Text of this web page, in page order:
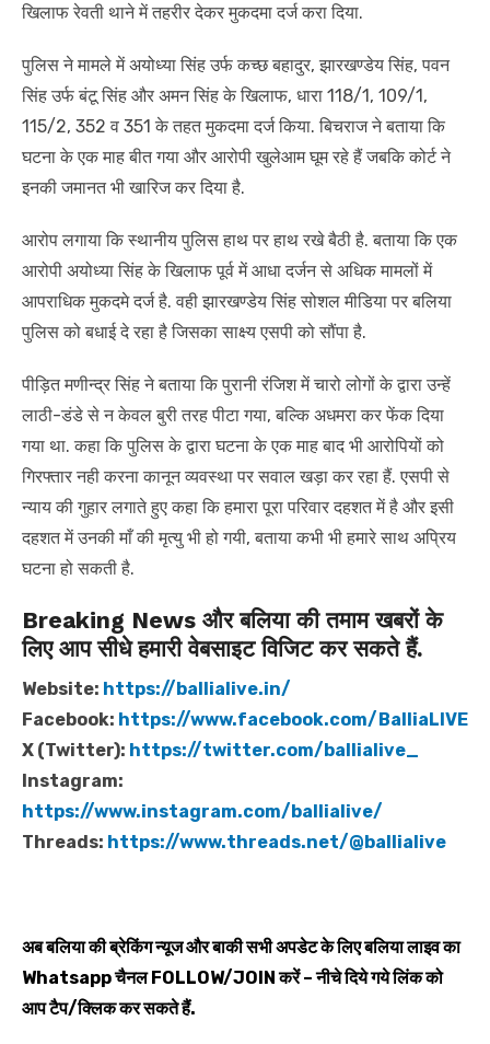
खिलाफ रेवती थाने में तहरीर देकर मुकदमा दर्ज करा दिया.
पुलिस ने मामले में अयोध्या सिंह उर्फ कच्छ बहादुर, झारखण्डेय सिंह, पवन
सिंह उर्फ बंटू सिंह और अमन सिंह के खिलाफ, धारा 118/1, 109/1,
115/2, 352 व 351 के तहत मुकदमा दर्ज किया. बिचराज ने बताया कि
घटना के एक माह बीत गया और आरोपी खुलेआम घूम रहे हैं जबकि कोर्ट ने
इनकी जमानत भी खारिज कर दिया है.
आरोप लगाया कि स्थानीय पुलिस हाथ पर हाथ रखे बैठी है. बताया कि एक
आरोपी अयोध्या सिंह के खिलाफ पूर्व में आधा दर्जन से अधिक मामलों में
आपराधिक मुकदमे दर्ज है. वही झारखण्डेय सिंह सोशल मीडिया पर बलिया
पुलिस को बधाई दे रहा है जिसका साक्ष्य एसपी को सौंपा है.
पीड़ित मणीन्द्र सिंह ने बताया कि पुरानी रंजिश में चारो लोगों के द्वारा उन्हें
लाठी-डंडे से न केवल बुरी तरह पीटा गया, बल्कि अधमरा कर फेंक दिया
गया था. कहा कि पुलिस के द्वारा घटना के एक माह बाद भी आरोपियों को
गिरफ्तार नही करना कानून व्यवस्था पर सवाल खड़ा कर रहा हैं. एसपी से
न्याय की गुहार लगाते हुए कहा कि हमारा पूरा परिवार दहशत में है और इसी
दहशत में उनकी माँ की मृत्यु भी हो गयी, बताया कभी भी हमारे साथ अप्रिय
घटना हो सकती है.
Breaking News और बलिया की तमाम खबरों के
लिए आप सीधे हमारी वेबसाइट विजिट कर सकते हैं.
Website: https://ballialive.in/
Facebook: https://www.facebook.com/BalliaLIVE
X (Twitter): https://twitter.com/ballialive_
Instagram:
https://www.instagram.com/ballialive/
Threads: https://www.threads.net/@ballialive
अब बलिया की ब्रेकिंग न्यूज और बाकी सभी अपडेट के लिए बलिया लाइव का
WhatsappचैनलFOLLOW/JOINकरें – नीचे दिये गये लिंक को
आप टैप/क्लिक कर सकते हैं.